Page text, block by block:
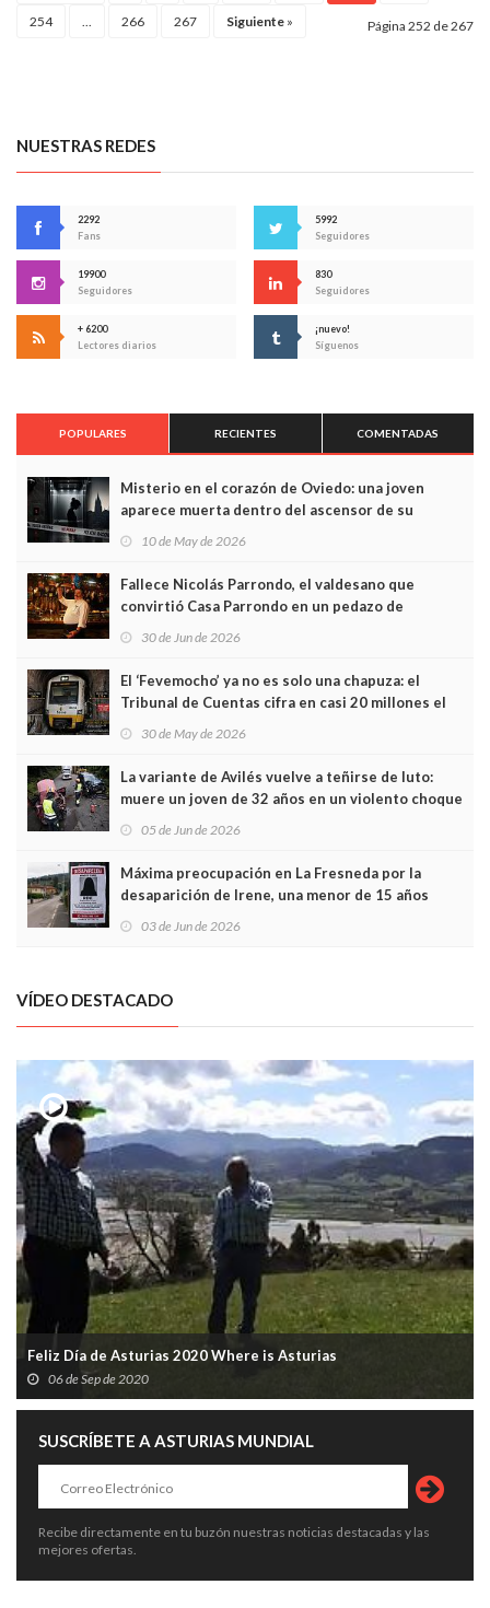
254 266 267 Siguiente » Página 252 de 267
NUESTRAS REDES
2292
Fans
5992
Seguidores
19900
Seguidores
830
Seguidores
+ 6200
Lectores diarios
¡nuevo!
Síguenos
POPULARES RECIENTES COMENTADAS
Misterio en el corazón de Oviedo: una joven
aparece muerta dentro del ascensor de su
10 de May de 2026
Fallece Nicolás Parrondo, el valdesano que
convirtió Casa Parrondo en un pedazo de
30 de Jun de 2026
El ‘Fevemocho’ ya no es solo una chapuza: el
Tribunal de Cuentas cifra en casi 20 millones el
30 de May de 2026
La variante de Avilés vuelve a teñirse de luto:
muere un joven de 32 años en un violento choque
05 de Jun de 2026
Máxima preocupación en La Fresneda por la
desaparición de Irene, una menor de 15 años
03 de Jun de 2026
VÍDEO DESTACADO
Feliz Día de Asturias 2020 Where is Asturias
06 de Sep de 2020
SUSCRÍBETE A ASTURIAS MUNDIAL
Recibe directamente en tu buzón nuestras noticias destacadas y las
mejores ofertas.